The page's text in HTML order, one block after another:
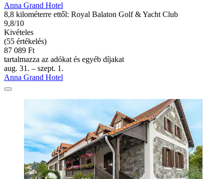
Anna Grand Hotel
8,8 kilométerre ettől: Royal Balaton Golf & Yacht Club
9,8/10
Kivételes
(55 értékelés)
87 089 Ft
tartalmazza az adókat és egyéb díjakat
aug. 31. – szept. 1.
Anna Grand Hotel